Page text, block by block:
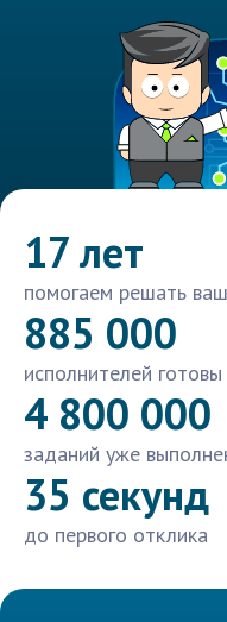
17 лет
помогаем решать
885 000
исполнителей
4 800 000
заданий уже
35 секунд
до первого отклика